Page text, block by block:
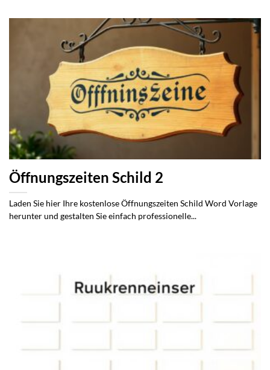
Öffnungszeiten Schild 2
Laden Sie hier Ihre kostenlose Öffnungszeiten Schild Word Vorlage
herunter und gestalten Sie einfach professionelle...